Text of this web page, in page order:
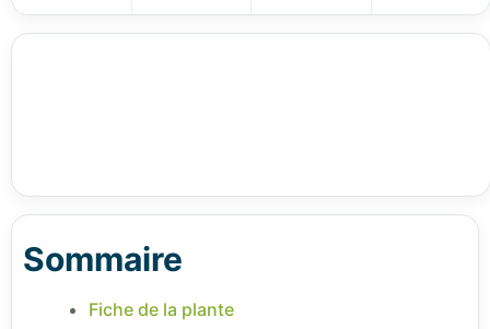
Sommaire
Fiche de la plante